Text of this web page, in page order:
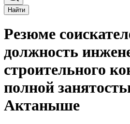
Найти
Резюме
должность
строительного
полной
Актаныше